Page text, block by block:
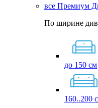
все Премиум
По ширине
до 150 см
160..200